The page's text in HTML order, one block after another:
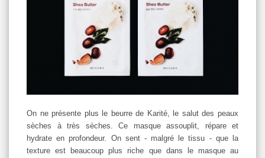
On ne présente plus le beurre de Karité, le salut des peaux
sèches à très sèches. Ce masque assouplit, répare et
hydrate en profondeur. On sent - malgré le tissu - que la
texture est beaucoup plus riche que dans le masque au